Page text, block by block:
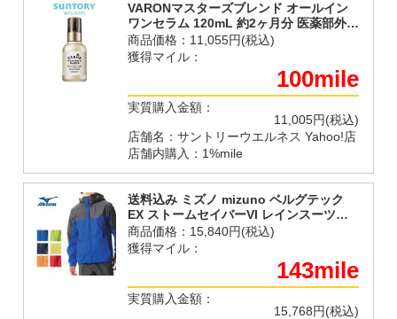
VARONマスターズブレンド オールイン
ワンセラム 120mL 約2ヶ月分 医薬部外品
ヴァロン メンズ スキンケア トラネキサ
ム酸 男性用 化粧水 美容液 クリーム
商品価格： 11,055円(税込)
獲得マイル：
100mile
実質購入金額：
11,005円(税込)
店舗名：サントリーウエルネス Yahoo!店
店舗内購入：1%mile
送料込み ミズノ mizuno ベルグテック
EX ストームセイバーVI レインスーツ
A2MG8A01 メンズ レインウェア上下 雨
具
商品価格： 15,840円(税込)
獲得マイル：
143mile
実質購入金額：
15,768円(税込)